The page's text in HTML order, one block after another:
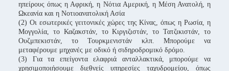
ηπείρους όπως η Αφρική, η Νότια Αμερική, η Μέση Ανατολή, η
Ωκεανία και η Νοτιοανατολική Ασία
(2) Οι εσωτερικές γειτονικές χώρες της Κίνας, όπως η Ρωσία, η
Μογγολία, το Καζακστάν, το Κιργιζιστάν, το Τατζικιστάν, το
Ουζμπεκιστάν, το Τουρκμενιστάν κλπ. Μπορούμε να
μεταφέρουμε μηχανές με οδικό ή σιδηροδρομικό δρόμο.
(3) Για τα επείγοντα ελαφριά ανταλλακτικά, μπορούμε να
χρησιμοποιήσουμε διεθνείς υπηρεσίες ταχυδρομείου, όπως